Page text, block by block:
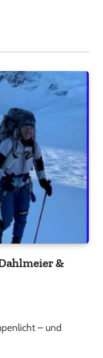
&
– und